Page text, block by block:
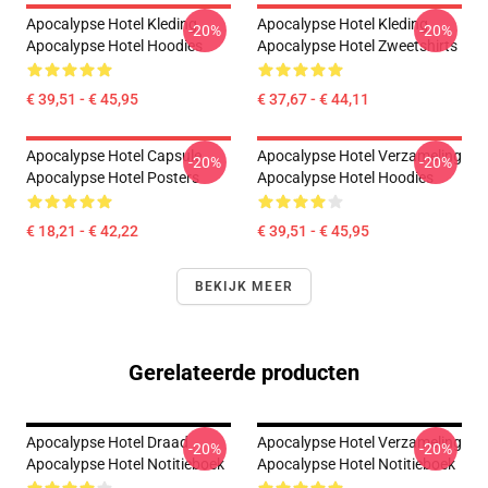
Apocalypse Hotel Kleding
Apocalypse Hotel Hoodies
€ 39,51 - € 45,95
-20%
Apocalypse Hotel Kleding
Apocalypse Hotel Zweetshirts
€ 37,67 - € 44,11
-20%
Apocalypse Hotel Capsule
Apocalypse Hotel Posters
€ 18,21 - € 42,22
-20%
Apocalypse Hotel Verzameling
Apocalypse Hotel Hoodies
€ 39,51 - € 45,95
-20%
BEKIJK MEER
Gerelateerde producten
Apocalypse Hotel Draad
Apocalypse Hotel Notitieboek
-20%
Apocalypse Hotel Verzameling
Apocalypse Hotel Notitieboek
-20%